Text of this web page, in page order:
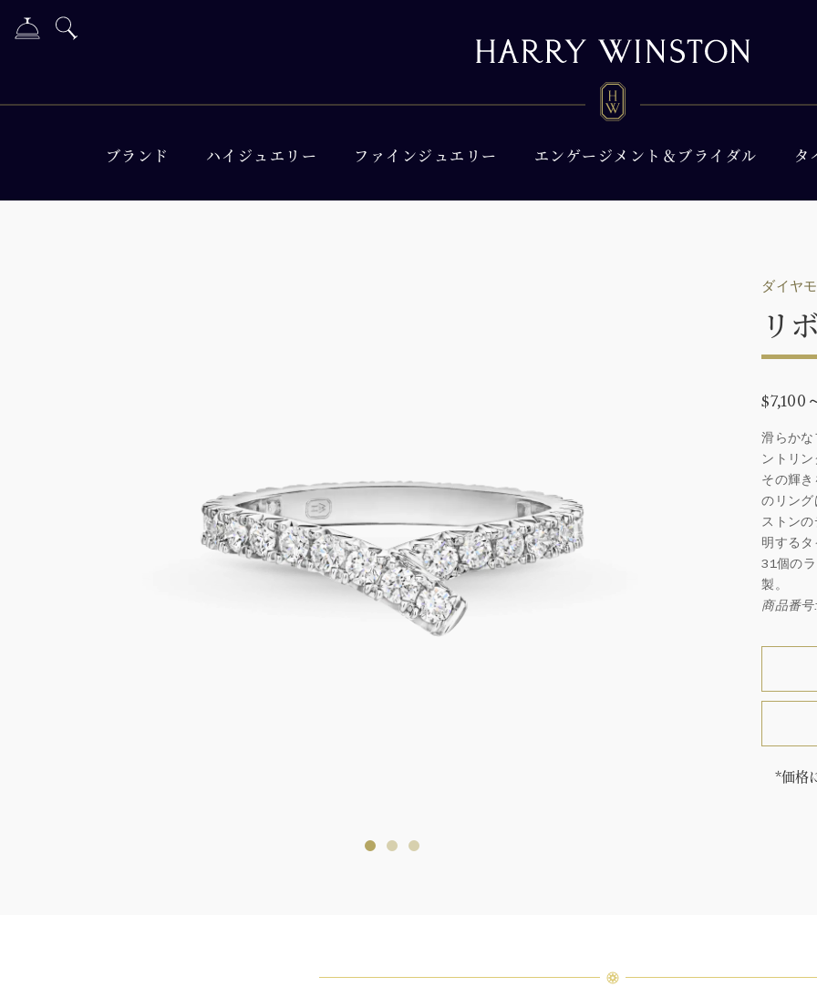
ブランド ハイジュエリー ファインジュエリー エンゲージメント＆ブライダル タ
ダイヤ
リ
$7,100
滑らか
ントリ
その輝
のリン
ストン
明するタ
31個の
製。
商品番号
*価格